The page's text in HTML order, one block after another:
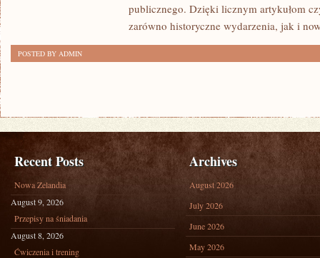
publicznego. Dzięki licznym artykułom
zarówno historyczne wydarzenia, jak i
POSTED BY ADMIN
Recent Posts
Nowa Zelandia
August 9, 2026
Przepisy na śniadania
August 8, 2026
Ćwiczenia i trening
Archives
August 2026
July 2026
June 2026
May 2026